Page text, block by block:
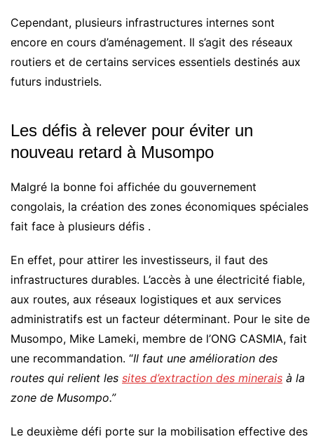
Cependant, plusieurs infrastructures internes sont
encore en cours d’aménagement. Il s’agit des réseaux
routiers et de certains services essentiels destinés aux
futurs industriels.
Les défis à relever pour éviter un
nouveau retard à Musompo
Malgré la bonne foi affichée du gouvernement
congolais, la création des zones économiques spéciales
fait face à plusieurs défis .
En effet, pour attirer les investisseurs, il faut des
infrastructures durables. L’accès à une électricité fiable,
aux routes, aux réseaux logistiques et aux services
administratifs est un facteur déterminant. Pour le site de
Musompo, Mike Lameki, membre de l’ONG CASMIA, fait
une recommandation. “Il faut une amélioration des
routes qui relient les sites d’extraction des minerais à la
zone de Musompo.”
Le deuxième défi porte sur la mobilisation effective des